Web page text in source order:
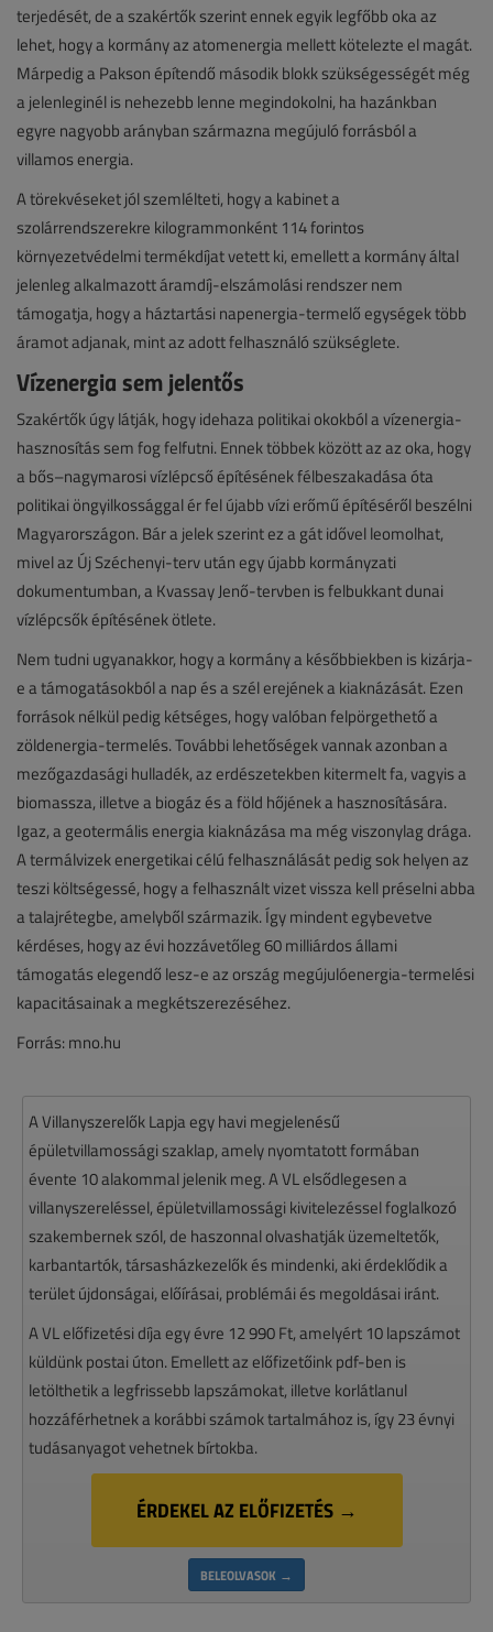
terjedését, de a szakértők szerint ennek egyik legfőbb oka az
lehet, hogy a kormány az atomenergia mellett kötelezte el magát.
Márpedig a Pakson építendő második blokk szükségességét még
a jelenleginél is nehezebb lenne megindokolni, ha hazánkban
egyre nagyobb arányban származna megújuló forrásból a
villamos energia.
A törekvéseket jól szemlélteti, hogy a kabinet a
szolárrendszerekre kilogrammonként 114 forintos
környezetvédelmi termékdíjat vetett ki, emellett a kormány által
jelenleg alkalmazott áramdíj-elszámolási rendszer nem
támogatja, hogy a háztartási napenergia-termelő egységek több
áramot adjanak, mint az adott felhasználó szükséglete.
Vízenergia sem jelentős
Szakértők úgy látják, hogy idehaza politikai okokból a vízenergia-
hasznosítás sem fog felfutni. Ennek többek között az az oka, hogy
a bős–nagymarosi vízlépcső építésének félbeszakadása óta
politikai öngyilkossággal ér fel újabb vízi erőmű építéséről beszélni
Magyarországon. Bár a jelek szerint ez a gát idővel leomolhat,
mivel az Új Széchenyi-terv után egy újabb kormányzati
dokumentumban, a Kvassay Jenő-tervben is felbukkant dunai
vízlépcsők építésének ötlete.
Nem tudni ugyanakkor, hogy a kormány a későbbiekben is kizárja-
e a támogatásokból a nap és a szél erejének a kiaknázását. Ezen
források nélkül pedig kétséges, hogy valóban felpörgethető a
zöldenergia-termelés. További lehetőségek vannak azonban a
mezőgazdasági hulladék, az erdészetekben kitermelt fa, vagyis a
biomassza, illetve a biogáz és a föld hőjének a hasznosítására.
Igaz, a geotermális energia kiaknázása ma még viszonylag drága.
A termálvizek energetikai célú felhasználását pedig sok helyen az
teszi költségessé, hogy a felhasznált vizet vissza kell préselni abba
a talajrétegbe, amelyből származik. Így mindent egybevetve
kérdéses, hogy az évi hozzávetőleg 60 milliárdos állami
támogatás elegendő lesz-e az ország megújulóenergia-termelési
kapacitásainak a megkétszerezéséhez.
Forrás: mno.hu
A Villanyszerelők Lapja egy havi megjelenésű
épületvillamossági szaklap, amely nyomtatott formában
évente 10 alakommal jelenik meg. A VL elsődlegesen a
villanyszereléssel, épületvillamossági kivitelezéssel foglalkozó
szakembernek szól, de haszonnal olvashatják üzemeltetők,
karbantartók, társasházkezelők és mindenki, aki érdeklődik a
terület újdonságai, előírásai, problémái és megoldásai iránt.
A VL előfizetési díja egy évre 12 990 Ft, amelyért 10 lapszámot
küldünk postai úton. Emellett az előfizetőink pdf-ben is
letölthetik a legfrissebb lapszámokat, illetve korlátlanul
hozzáférhetnek a korábbi számok tartalmához is, így 23 évnyi
tudásanyagot vehetnek bírtokba.
ÉRDEKEL AZ ELŐFIZETÉS →
BELEOLVASOK →